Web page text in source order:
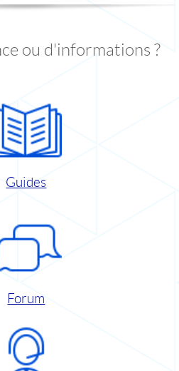
ou d'informations ?
Guides
Forum